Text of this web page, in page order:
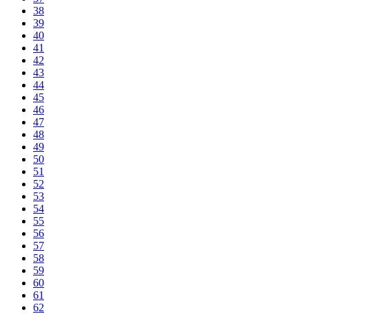
38
39
40
41
42
43
44
45
46
47
48
49
50
51
52
53
54
55
56
57
58
59
60
61
62